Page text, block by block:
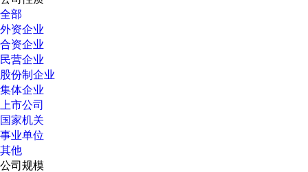
全部
外资企业
合资企业
民营企业
股份制企业
集体企业
上市公司
国家机关
事业单位
其他
公司规模